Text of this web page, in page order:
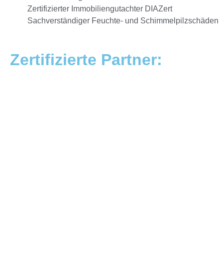
Zertifizierter Immobiliengutachter DIAZert
Sachverständiger Feuchte- und Schimmelpilzschäden
Zertifizierte Partner: